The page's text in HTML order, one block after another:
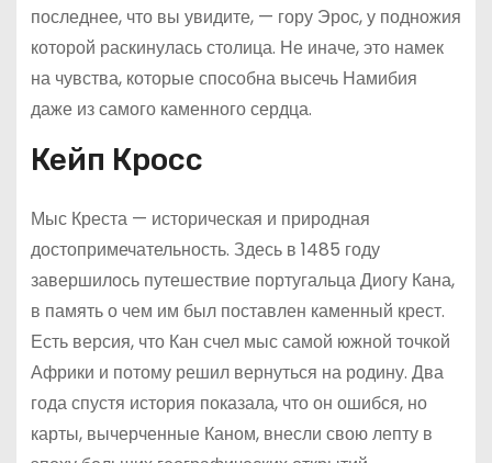
последнее, что вы увидите, — гору Эрос, у подножия
которой раскинулась столица. Не иначе, это намек
на чувства, которые способна высечь Намибия
даже из самого каменного сердца.
Кейп Кросс
Мыс Креста — историческая и природная
достопримечательность. Здесь в 1485 году
завершилось путешествие португальца Диогу Кана,
в память о чем им был поставлен каменный крест.
Есть версия, что Кан счел мыс самой южной точкой
Африки и потому решил вернуться на родину. Два
года спустя история показала, что он ошибся, но
карты, вычерченные Каном, внесли свою лепту в